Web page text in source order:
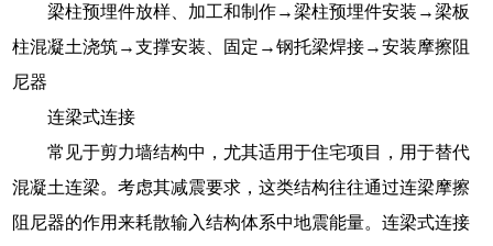
梁柱预埋件放样、加工和制作→梁柱预埋件安装→梁板
柱混凝土浇筑→支撑安装、固定→钢托梁焊接→安装摩擦阻
尼器
连梁式连接
常见于剪力墙结构中，尤其适用于住宅项目，用于替代
混凝土连梁。考虑其减震要求，这类结构往往通过连梁摩擦
阻尼器的作用来耗散输入结构体系中地震能量。连梁式连接